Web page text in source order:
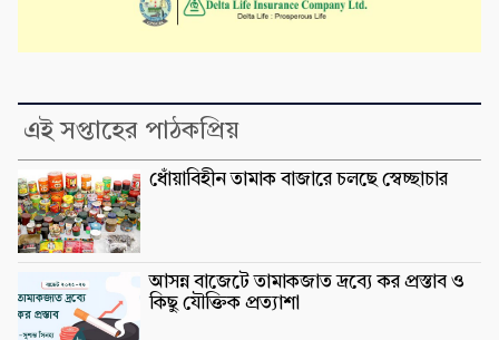
এই সপ্তাহের পাঠকপ্রিয়
ধোঁয়াবিহীন তামাক বাজারে চলছে স্বেচ্ছাচার
আসন্ন বাজেটে তামাকজাত দ্রব্যে কর প্রস্তাব ও
কিছু যৌক্তিক প্রত্যাশা